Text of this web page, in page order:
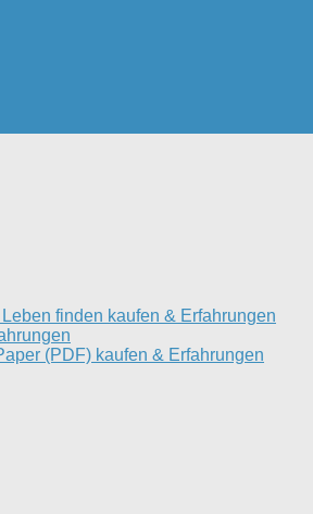
finden kaufen & Erfahrungen
(PDF) kaufen & Erfahrungen